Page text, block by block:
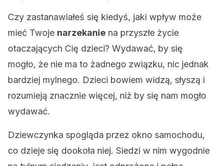
Czy zastanawiałeś się kiedyś, jaki wpływ może
mieć Twoje narzekanie na przyszłe życie
otaczających Cię dzieci? Wydawać, by się
mogło, że nie ma to żadnego związku, nic jednak
bardziej mylnego. Dzieci bowiem widzą, słyszą i
rozumieją znacznie więcej, niż by się nam mogło
wydawać.
Dziewczynka spogląda przez okno samochodu,
co dzieje się dookoła niej. Siedzi w nim wygodnie